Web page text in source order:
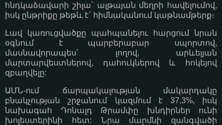
հնդկաձավարի շիլա` ալթայան մեղրի հավելումով,
իսկ ընթրիքը թեթև է` հիմնականում կաթնամթերք։
Լավ կառուցվածքը պահպանելու հարցում նրան
օգնում է պարբերաբար սպորտով,
մասնավորապես՝ լողով, արևելյան
մարտարվեստներով, դահուկներով և հոկեյով
զբաղվելը:
ԱՄՆ-ում ճարպակալության մակարդակը
բնակչության շրջանում կազմում է 37,3%, իսկ
նախագահ Դոնալդ Թրամփը խնդիրներ ունի
խոլեստերինի հետ: Նրա մարմնի զանգվածի